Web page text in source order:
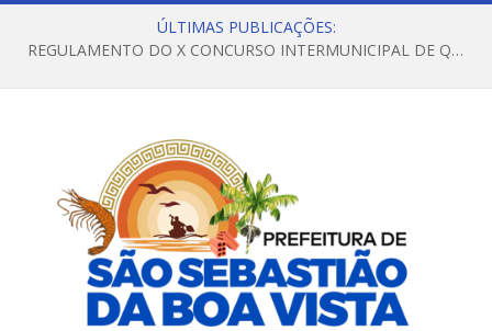
ÚLTIMAS PUBLICAÇÕES:
REGULAMENTO DO X CONCURSO INTERMUNICIPAL DE QUADRILHAS JUNINAS – 2026 – ARRAIÁ DA VENEZA